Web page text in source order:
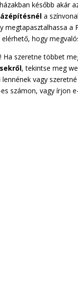
később akár
a
a
hogy
szeretne többet
, tekintse meg
vagy
számon, vagy írjon